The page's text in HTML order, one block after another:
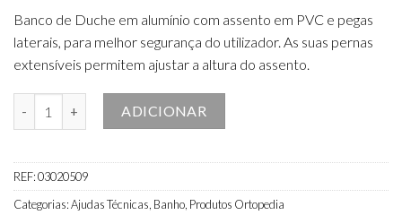
Banco de Duche em alumínio com assento em PVC e pegas
laterais, para melhor segurança do utilizador. As suas pernas
extensíveis permitem ajustar a altura do assento.
Quantidade de Banco de Duche
ADICIONAR
REF:03020509
Categorias:Ajudas Técnicas, Banho, Produtos Ortopedia